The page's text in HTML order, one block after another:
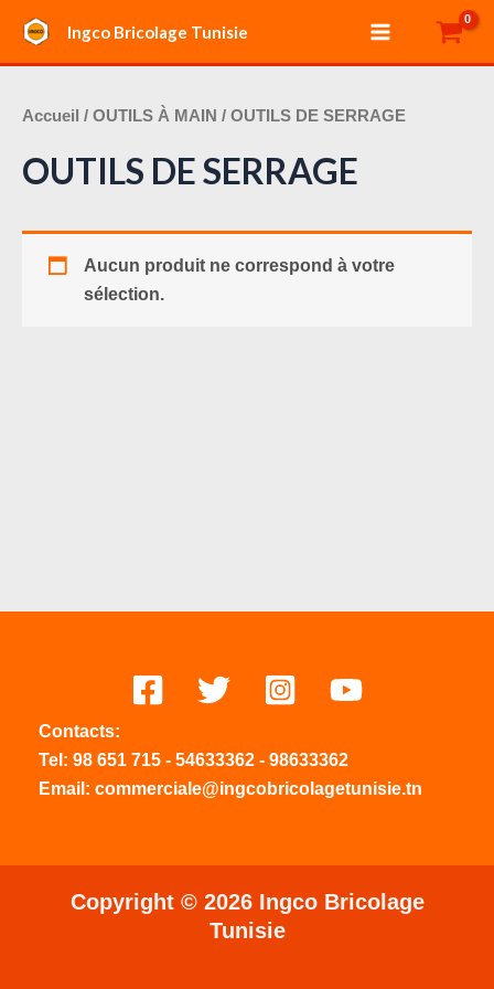
contenu
Ingco Bricolage Tunisie
Main
Menu
Accueil / OUTILS À MAIN / OUTILS DE SERRAGE
OUTILS DE SERRAGE
Aucun produit ne correspond à votre
sélection.
Contacts:
Tel: 98 651 715 - 54633362 - 98633362
Email: commerciale@ingcobricolagetunisie.tn
Copyright © 2026 Ingco Bricolage
Tunisie